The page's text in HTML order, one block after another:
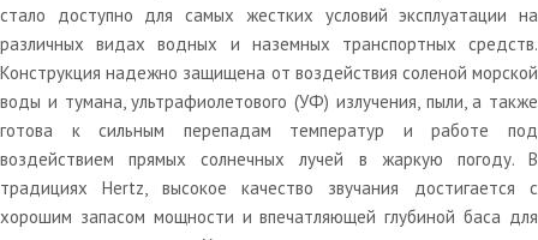
стало доступно для самых жестких условий эксплуатации на
различных видах водных и наземных транспортных средств.
Конструкция надежно защищена от воздействия соленой морской
воды и тумана, ультрафиолетового (УФ) излучения, пыли, а также
готова к сильным перепадам температур и работе под
воздействием прямых солнечных лучей в жаркую погоду. В
традициях Hertz, высокое качество звучания достигается с
хорошим запасом мощности и впечатляющей глубиной баса для